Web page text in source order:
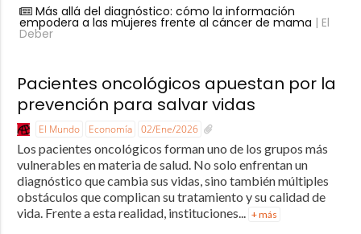
Más allá del diagnóstico: cómo la información
empodera a las mujeres frente al cáncer de mama | El
Deber
Pacientes oncológicos apuestan por la
prevención para salvar vidas
El Mundo Economía 02/Ene/2026
Los pacientes oncológicos forman uno de los grupos más
vulnerables en materia de salud. No solo enfrentan un
diagnóstico que cambia sus vidas, sino también múltiples
obstáculos que complican su tratamiento y su calidad de
vida. Frente a esta realidad, instituciones... + más